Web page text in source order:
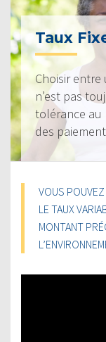
Taux
Choisir entre
n’est pas
tolérance au
des
VOUS
LE TAUX
MONTANT